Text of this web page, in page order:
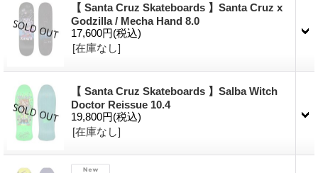
【 Santa Cruz Skateboards 】Santa Cruz x
Godzilla / Mecha Hand 8.0
17,600円(税込)
[在庫なし]
【 Santa Cruz Skateboards 】Salba Witch
Doctor Reissue 10.4
19,800円(税込)
[在庫なし]